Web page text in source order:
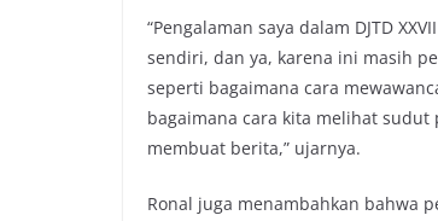
“Pengalaman saya dalam DJTD
sendiri, dan ya, karena ini masih
seperti bagaimana cara
bagaimana cara kita melihat
membuat berita,” ujarnya.
Ronal juga menambahkan bahwa